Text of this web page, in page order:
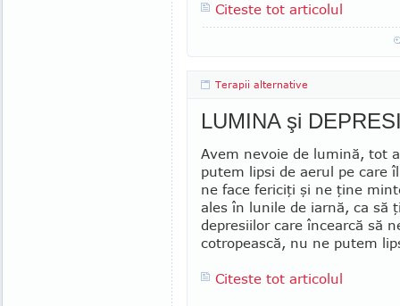
Citeste tot articolul
Terapii alternative
LUMINA şi
Avem nevoie de lumină, tot
putem lipsi de aerul pe care
ne face fericiţi şi ne ţine
ales în lunile de iarnă, ca să
depresiilor care încearcă să
cotropească, nu ne putem
Citeste tot articolul